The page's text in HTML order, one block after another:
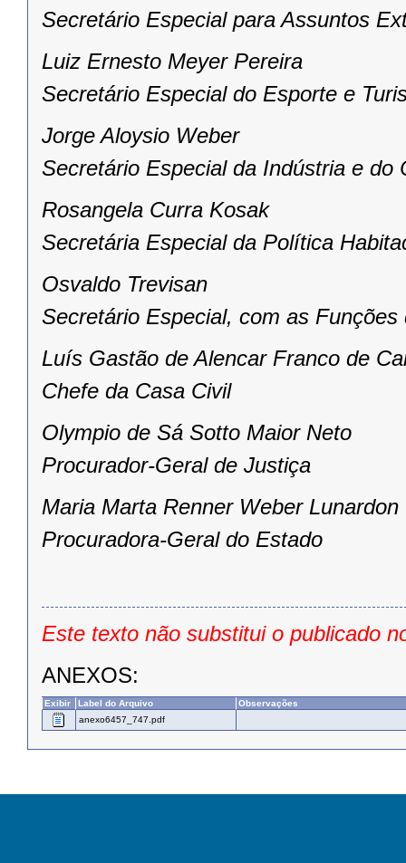
Secretário Especial para Assuntos
Luiz Ernesto Meyer Pereira
Secretário Especial do Esporte e
Jorge Aloysio Weber
Secretário Especial da Indústria e do
Rosangela Curra Kosak
Secretária Especial da Política
Osvaldo Trevisan
Secretário Especial, com as
Luís Gastão de Alencar Franco de
Chefe da Casa Civil
Olympio de Sá Sotto Maior Neto
Procurador-Geral de Justiça
Maria Marta Renner Weber Lunardon
Procuradora-Geral do Estado
Este texto não substitui o publicado
ANEXOS:
Exibir Label do Arquivo
Observações
anexo6457_747.pdf